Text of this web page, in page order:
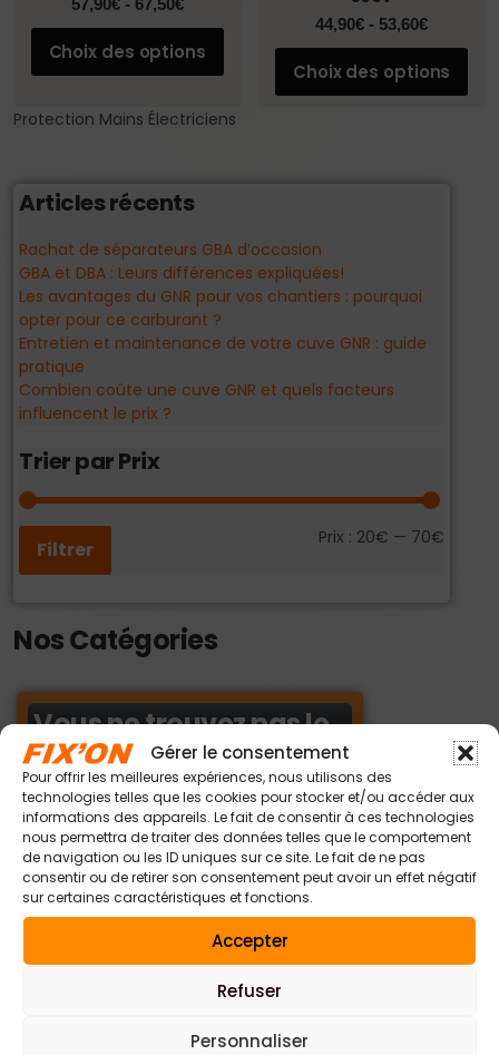
Gérer le consentement
Pour offrir les meilleures expériences, nous utilisons des
technologies telles que les cookies pour stocker et/ou accéder aux
informations des appareils. Le fait de consentir à ces technologies
nous permettra de traiter des données telles que le comportement
de navigation ou les ID uniques sur ce site. Le fait de ne pas
consentir ou de retirer son consentement peut avoir un effet négatif
sur certaines caractéristiques et fonctions.
Accepter
Refuser
Personnaliser
Articles récents
Rachat de séparateurs GBA d’occasion
GBA et DBA : Leurs différences expliquées!
Les avantages du GNR pour vos chantiers : pourquoi
opter pour ce carburant ?
Entretien et maintenance de votre cuve GNR : guide
pratique
Combien coûte une cuve GNR et quels facteurs
influencent le prix ?
Trier par Prix
Filtrer Prix : 20€ — 70€
Nos Catégories
57,90€- 67,50€
Choix des options
44,90€ - 53,60€
Choix des options
Protection Mains Électriciens
Vous ne trouvez pas le
produit sur le site ?
Contactez nous par
téléphone au :
04 94 420 420
Ou par mail via :
contact@fix-